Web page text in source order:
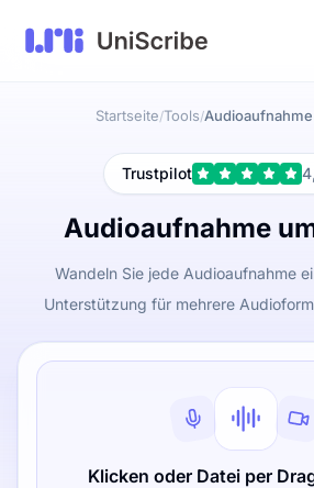
Startseite/Tools/
Trustpilot
Audioaufnahme
Wandeln Sie jede Audioaufnahme
Unterstützung für mehrere
Klicken oder Datei per